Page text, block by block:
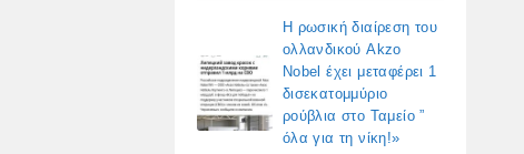
Η ρωσική διαίρεση του
ολλανδικού Akzo
Nobel έχει μεταφέρει 1
δισεκατομμύριο
ρούβλια στο Ταμείο ”
όλα για τη νίκη!»